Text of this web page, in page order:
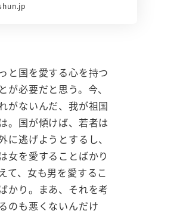
と国を愛する心を持つ
が必要だと思う。今、
がないんだ、我が祖国
。国が傾けば、若者は
に逃げようとするし、
女を愛することばかり
て、女も男を愛するこ
かり。まあ、それを考
のも悪くないんだけ